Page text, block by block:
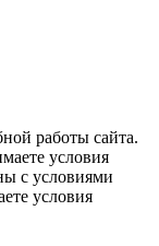
работы сайта.
условия
с условиями
условия